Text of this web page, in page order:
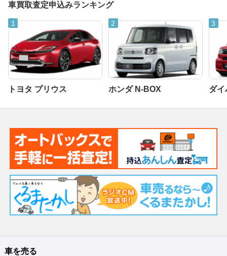
車買取査定申込みランキング
トヨタ プリウス ホンダ N-BOX ダイ
車を売る